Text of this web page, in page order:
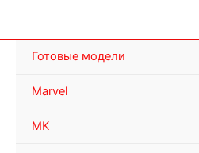
Готовые модели
Marvel
MK